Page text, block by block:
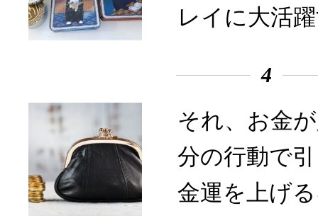
レイに大活
4
それ、お金
分の行動で
金運を上げ